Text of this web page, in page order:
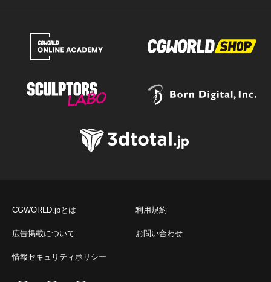
CGWORLD.jpとは 利用規約
広告掲載について お問い合わせ
情報セキュリティポリシー